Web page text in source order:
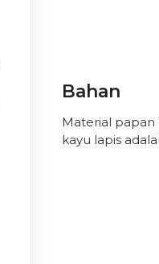
Bahan
Material papan
kayu lapis